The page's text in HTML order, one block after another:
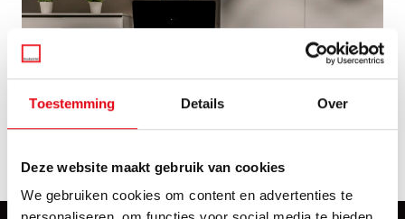
Toestemming Details Over
Deze website maakt gebruik van cookies
We gebruiken cookies om content en advertenties te
Modena